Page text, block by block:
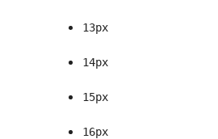
13px
14px
15px
16px